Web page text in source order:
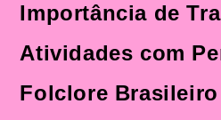
Importância de
Atividades com
Folclore